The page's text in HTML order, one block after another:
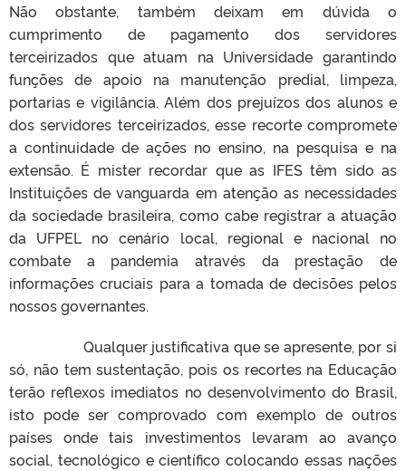
Não obstante, também deixam em dúvida o
cumprimento de pagamento dos servidores
terceirizados que atuam na Universidade garantindo
funções de apoio na manutenção predial, limpeza,
portarias e vigilância. Além dos prejuízos dos alunos e
dos servidores terceirizados, esse recorte compromete
a continuidade de ações no ensino, na pesquisa e na
extensão. É mister recordar que as IFES têm sido as
Instituições de vanguarda em atenção as necessidades
da sociedade brasileira, como cabe registrar a atuação
da UFPEL no cenário local, regional e nacional no
combate a pandemia através da prestação de
informações cruciais para a tomada de decisões pelos
nossos governantes.
Qualquer justificativa que se apresente, por si
só, não tem sustentação, pois os recortes na Educação
terão reflexos imediatos no desenvolvimento do Brasil,
isto pode ser comprovado com exemplo de outros
países onde tais investimentos levaram ao avanço
social, tecnológico e científico colocando essas nações